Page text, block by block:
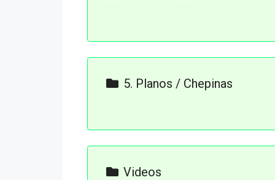
5. Planos / Chepinas
Videos